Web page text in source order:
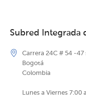
Subred Integrada
Carrera 24C # 54 -47
Bogotá
Colombia
Lunes a Viernes 7:00